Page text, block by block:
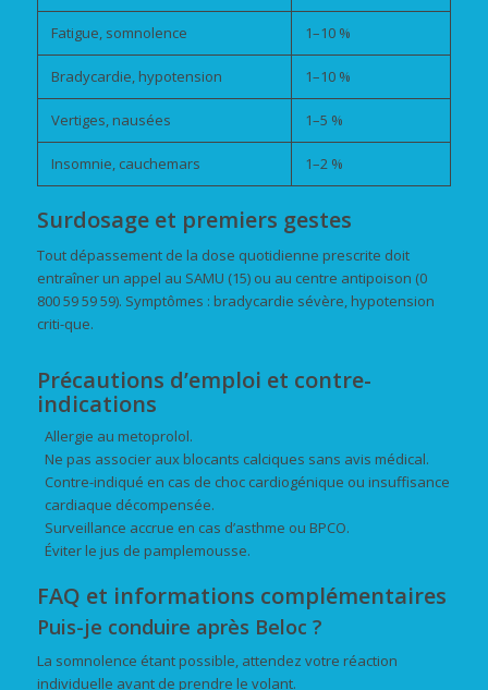
Fatigue, somnolence 1–10 %
Bradycardie, hypotension 1–10 %
Vertiges, nausées 1–5 %
Insomnie, cauchemars 1–2 %
Surdosage et premiers gestes
Tout dépassement de la dose quotidienne prescrite doit
entraîner un appel au SAMU (15) ou au centre antipoison (0
800 59 59 59). Symptômes : bradycardie sévère, hypotension
criti-que.
Précautions d’emploi et contre-
indications
Allergie au metoprolol.
Ne pas associer aux blocants calciques sans avis médical.
Contre-indiqué en cas de choc cardiogénique ou insuffisance
cardiaque décompensée.
Surveillance accrue en cas d’asthme ou BPCO.
Éviter le jus de pamplemousse.
FAQ et informations complémentaires
Puis-je conduire après Beloc ?
La somnolence étant possible, attendez votre réaction
individuelle avant de prendre le volant.